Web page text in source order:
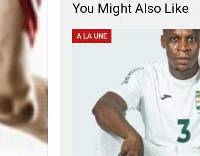
You Might Also Like
A LA UNE